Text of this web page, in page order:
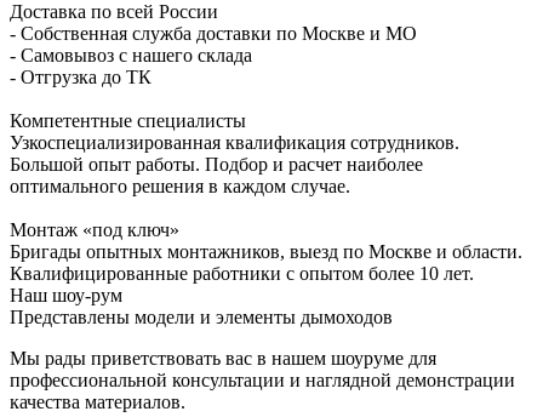
Доставка по всей России
- Собственная служба доставки по Москве и МО
- Самовывоз с нашего склада
- Отгрузка до ТК
Компетентные специалисты
Узкоспециализированная квалификация сотрудников.
Большой опыт работы. Подбор и расчет наиболее
оптимального решения в каждом случае.
Монтаж «под ключ»
Бригады опытных монтажников, выезд по Москве и области.
Квалифицированные работники с опытом более 10 лет.
Наш шоу-рум
Представлены модели и элементы дымоходов
Мы рады приветствовать вас в нашем шоуруме для
профессиональной консультации и наглядной демонстрации
качества материалов.